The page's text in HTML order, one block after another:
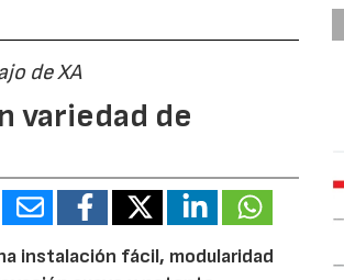
de XA
variedad de
instalación fácil, modularidad